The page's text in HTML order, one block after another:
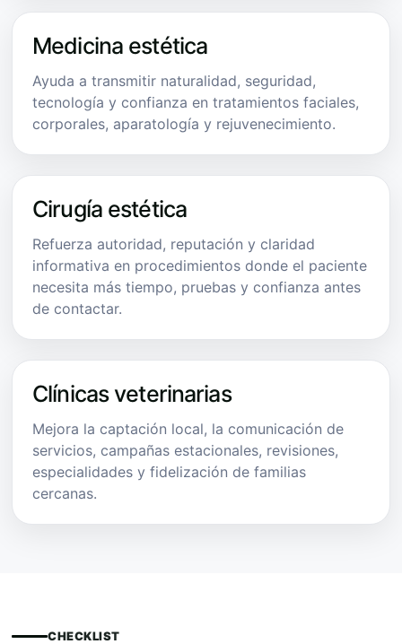
Medicina estética
Ayuda a transmitir naturalidad, seguridad,
tecnología y confianza en tratamientos faciales,
corporales, aparatología y rejuvenecimiento.
Cirugía estética
Refuerza autoridad, reputación y claridad
informativa en procedimientos donde el paciente
necesita más tiempo, pruebas y confianza antes
de contactar.
Clínicas veterinarias
Mejora la captación local, la comunicación de
servicios, campañas estacionales, revisiones,
especialidades y fidelización de familias
cercanas.
CHECKLIST